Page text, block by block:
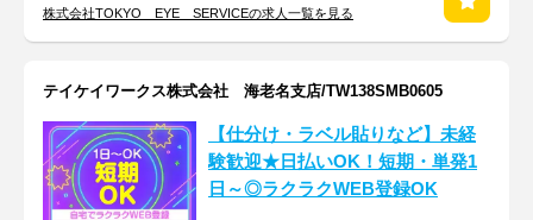
株式会社TOKYO EYE SERVICEの求人一覧を見る
テイケイワークス株式会社 海老名支店/TW138SMB0605
【仕分け・ラベル貼りなど】未経
験歓迎★日払いOK！短期・単発1
日～◎ラクラクWEB登録OK